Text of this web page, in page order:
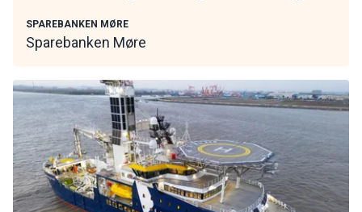
SPAREBANKEN MØRE
Sparebanken Møre